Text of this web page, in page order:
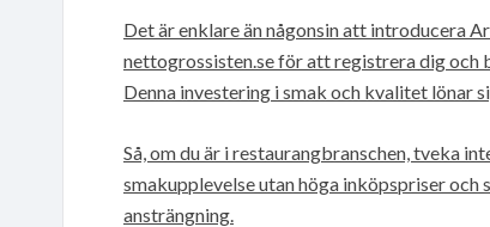
Det är enklare än någonsin att introducera
nettogrossisten.se för att registrera dig
Denna investering i smak och kvalitet lönar
Så, om du är i restaurangbranschen, tveka
smakupplevelse utan höga inköpspriser
ansträngning.